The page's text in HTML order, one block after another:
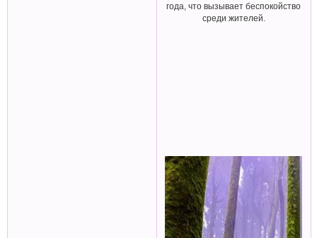
года, что вызывает беспокойство
среди жителей.